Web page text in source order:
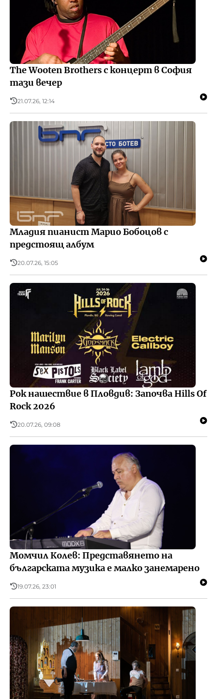
The Wooten Brothers с концерт в София
тази вечер
21.07.26, 12:14
Младия пианист Марио Бобоцов с
предстоящ албум
20.07.26, 15:05
Рок нашествие в Пловдив: Започва Hills Of
Rock 2026
20.07.26, 09:08
Момчил Колев: Представянето на
българската музика е малко занемарено
19.07.26, 23:01